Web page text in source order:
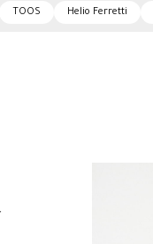
TOOS Helio Ferretti